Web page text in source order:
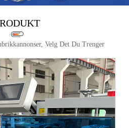
Velg Det Du Trenger